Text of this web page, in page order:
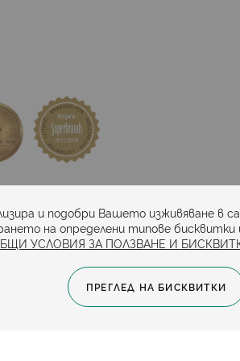
и подобри Вашето изживяване
на определени типове
УСЛОВИЯ ЗА ПОЛЗВАНЕ И
ПРЕГЛЕД НА БИСКВИТКИ